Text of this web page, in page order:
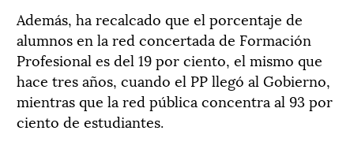
Además, ha recalcado que el porcentaje de
alumnos en la red concertada de Formación
Profesional es del 19 por ciento, el mismo que
hace tres años, cuando el PP llegó al Gobierno,
mientras que la red pública concentra al 93 por
ciento de estudiantes.